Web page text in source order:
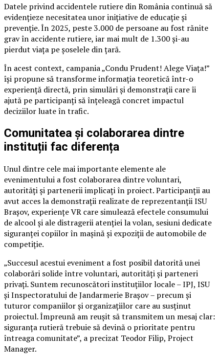
Datele privind accidentele rutiere din România continuă să
evidențieze necesitatea unor inițiative de educație și
prevenție. În 2025, peste 3.000 de persoane au fost rănite
grav în accidente rutiere, iar mai mult de 1.300 și-au
pierdut viața pe șoselele din țară.
În acest context, campania „Condu Prudent! Alege Viața!”
își propune să transforme informația teoretică într-o
experiență directă, prin simulări și demonstrații care îi
ajută pe participanți să înțeleagă concret impactul
deciziilor luate în trafic.
Comunitatea și colaborarea dintre
instituții fac diferența
Unul dintre cele mai importante elemente ale
evenimentului a fost colaborarea dintre voluntari,
autorități și partenerii implicați în proiect. Participanții au
avut acces la demonstrații realizate de reprezentanții ISU
Brașov, experiențe VR care simulează efectele consumului
de alcool și ale distragerii atenției la volan, sesiuni dedicate
siguranței copiilor în mașină și expoziții de automobile de
competiție.
„Succesul acestui eveniment a fost posibil datorită unei
colaborări solide între voluntari, autorități și parteneri
privați. Suntem recunoscători instituțiilor locale – IPJ, ISU
și Inspectoratului de Jandarmerie Brașov – precum și
tuturor companiilor și organizațiilor care au susținut
proiectul. Împreună am reușit să transmitem un mesaj clar:
siguranța rutieră trebuie să devină o prioritate pentru
întreaga comunitate”, a precizat Teodor Filip, Project
Manager.